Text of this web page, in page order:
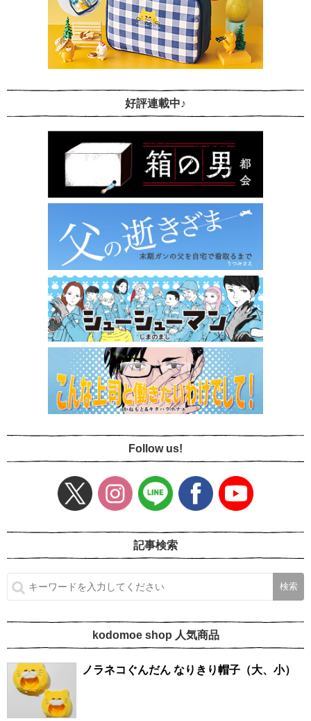
好評連載中♪
Follow us!
記事検索
kodomoe shop 人気商品
ノラネコぐんだん なりきり帽子（大、小）